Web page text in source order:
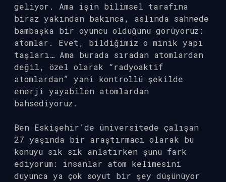
geliyor. Ama işin bilimsel tarafına
biraz yakından bakınca, aslında sahnede
bambaşka bir oyuncu olduğunu görüyoruz:
atomlar. Evet, bildiğimiz o minik yapı
taşları… Ama burada sıradan atomlardan
değil, özel olarak “radyoaktif
atomlardan” yani kontrollü şekilde
enerji yayabilen atomlardan
bahsediyoruz.
Ben Eskişehir’de üniversitede çalışan
27 yaşında bir araştırmacı olarak bu
konuyu sık sık anlatırken şunu fark
ediyorum: insanlar atom kelimesini
duyunca ya çok soyut bir şey düşünüyor